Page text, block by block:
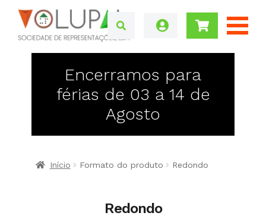
Encerramos para
férias de 03 a 14 de
Agosto
Início Formato do produto Redondo
Redondo